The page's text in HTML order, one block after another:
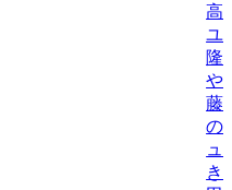
高
ユ/
隆
や
藤
の
ュ
き